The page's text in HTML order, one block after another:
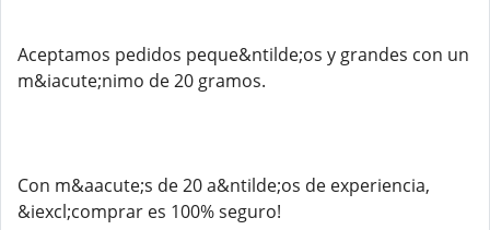
Aceptamos pedidos peque&ntilde;os y grandes con un
m&iacute;nimo de 20 gramos.
Con m&aacute;s de 20 a&ntilde;os de experiencia,
&iexcl;comprar es 100% seguro!